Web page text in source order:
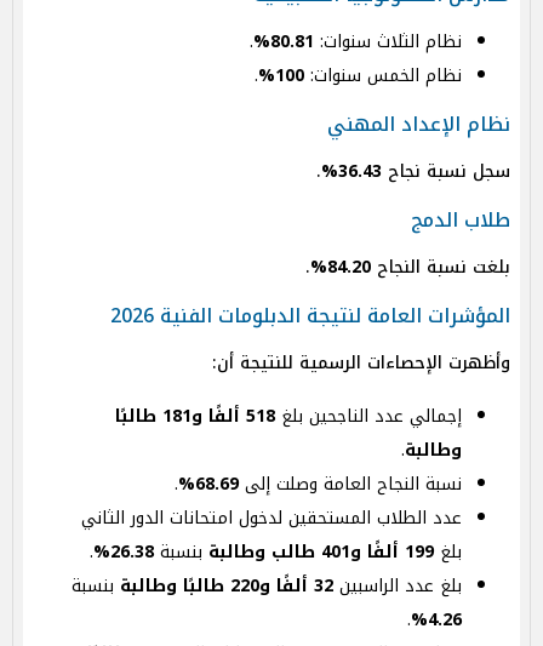
نظام الثلاث سنوات: 80.81%
.
نظام الخمس سنوات:100%
.
نظام الإعداد المهني
سجل نسبة نجاح 36.43%
.
طلاب الدمج
بلغت نسبة النجاح 84.20%
.
المؤشرات العامة لنتيجة الدبلومات الفنية 2026
وأظهرت الإحصاءات الرسمية للنتيجة أن:
إجمالي عدد الناجحين بلغ
518 ألفًا و181 طالبًا
وطالبة.
نسبة النجاح العامة وصلت إلى68.69%
.
عدد الطلاب المستحقين لدخول امتحانات الدور الثاني
بلغ199 ألفًا و401 طالب وطالبة بنسبة26.38%
.
بلغ عدد الراسبين32 ألفًا و220 طالبًا وطالبة
بنسبة
4.26%
.